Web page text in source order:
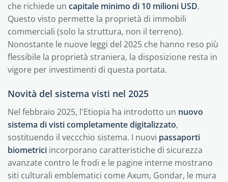
che richiede un capitale minimo di 10 milioni USD.
Questo visto permette la proprietà di immobili
commerciali (solo la struttura, non il terreno).
Nonostante le nuove leggi del 2025 che hanno reso più
flessibile la proprietà straniera, la disposizione resta in
vigore per investimenti di questa portata.
Novità del sistema visti nel 2025
Nel febbraio 2025, l'Etiopia ha introdotto un nuovo
sistema di visti completamente digitalizzato,
sostituendo il veccchio sistema. I nuovi passaporti
biometrici incorporano caratteristiche di sicurezza
avanzate contro le frodi e le pagine interne mostrano
siti culturali emblematici come Axum, Gondar, le mura